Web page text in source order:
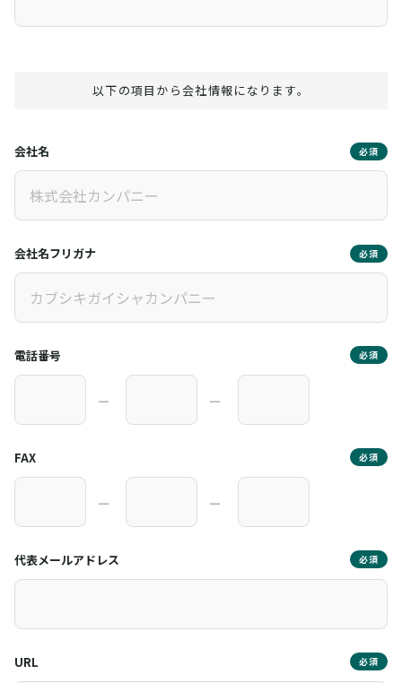
以下の項目から会社情報になります。
会社名 必須
会社名フリガナ 必須
電話番号 必須
― ―
FAX 必須
― ―
代表メールアドレス 必須
URL 必須